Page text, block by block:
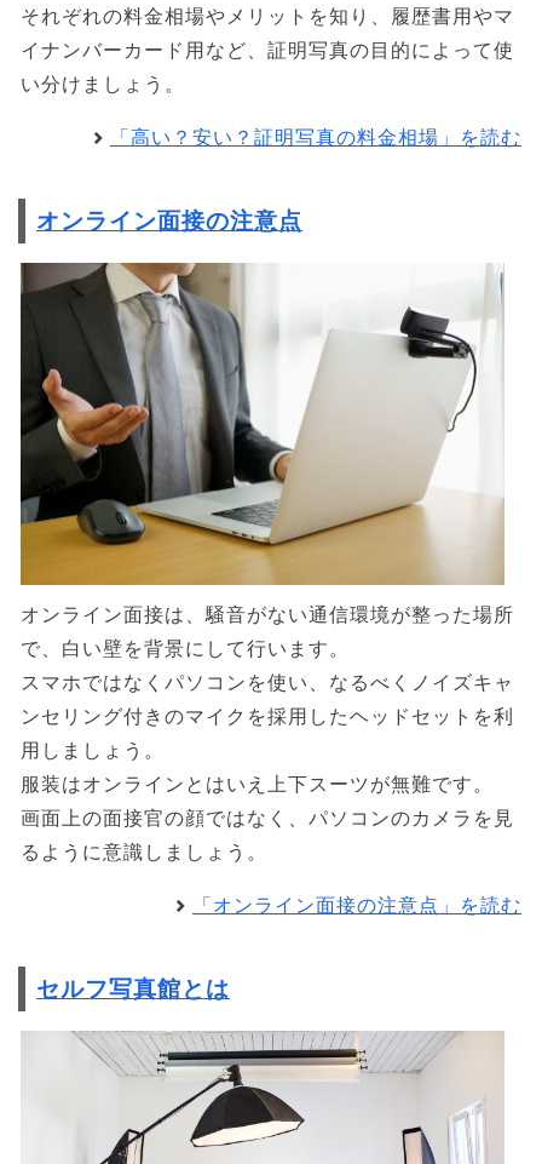
それぞれの料金相場やメリットを知り、履歴書用やマ
イナンバーカード用など、証明写真の目的によって使
い分けましょう。
「高い？安い？証明写真の料金相場」を読む
オンライン面接の注意点
オンライン面接は、騒音がない通信環境が整った場所
で、白い壁を背景にして行います。
スマホではなくパソコンを使い、なるべくノイズキャ
ンセリング付きのマイクを採用したヘッドセットを利
用しましょう。
服装はオンラインとはいえ上下スーツが無難です。
画面上の面接官の顔ではなく、パソコンのカメラを見
るように意識しましょう。
「オンライン面接の注意点」を読む
セルフ写真館とは